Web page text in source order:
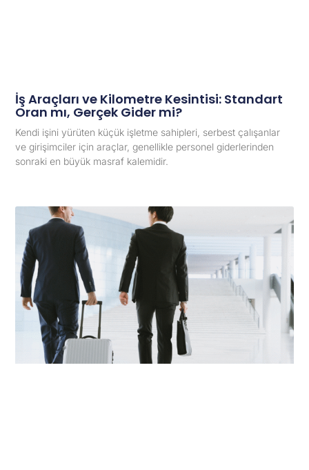
İş Araçları ve Kilometre Kesintisi: Standart
Oran mı, Gerçek Gider mi?
Kendi işini yürüten küçük işletme sahipleri, serbest çalışanlar
ve girişimciler için araçlar, genellikle personel giderlerinden
sonraki en büyük masraf kalemidir.